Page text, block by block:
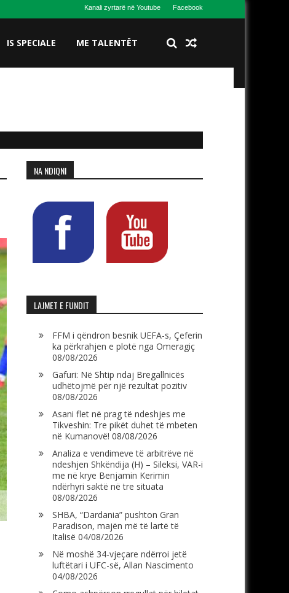
Kanali zyrtarë në Youtube Facebook
IS SPECIALE ME TALENTËT
NA NDIQNI
LAJMET E FUNDIT
FFM i qëndron besnik UEFA-s, Çeferin
ka përkrahjen e plotë nga Omeragiç
08/08/2026
Gafuri: Në Shtip ndaj Bregallnicës
udhëtojmë për një rezultat pozitiv
08/08/2026
Asani flet në prag të ndeshjes me
Tikveshin: Tre pikët duhet të mbeten
në Kumanovë! 08/08/2026
Analiza e vendimeve të arbitrëve në
ndeshjen Shkëndija (H) – Sileksi, VAR-i
me në krye Benjamin Kerimin
ndërhyri saktë në tre situata
08/08/2026
SHBA, “Dardania” pushton Gran
Paradison, majën më të lartë të
Italisë 04/08/2026
Në moshë 34-vjeçare ndërroi jetë
luftëtari i UFC-së, Allan Nascimento
04/08/2026